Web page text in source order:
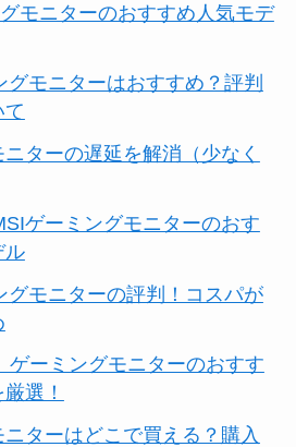
モニターのおすすめ人気モデ
グモニターはおすすめ？評判
ターの遅延を解消（少なく
ゲーミングモニターのおす
ル
グモニターの評判！コスパが
ゲーミングモニターのおすす
選！
ターはどこで買える？購入